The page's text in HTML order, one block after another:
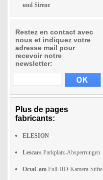
und Sirene
Restez en contact avec
nous et indiquez votre
adresse mail pour
recevoir notre
newsletter:
Plus de pages
fabricants:
ELESION
Lescars Parkplatz-Absperrungen
OctaCam Full-HD-Kamera-Stifte